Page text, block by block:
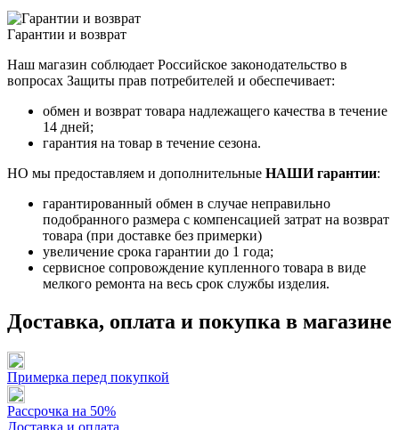
Гарантии и возврат
Наш магазин соблюдает Российское законодательство в
вопросах Защиты прав потребителей и обеспечивает:
обмен и возврат товара надлежащего качества в течение
14 дней;
гарантия на товар в течение сезона.
НО мы предоставляем и дополнительные НАШИ гарантии:
гарантированный обмен в случае неправильно
подобранного размера с компенсацией затрат на возврат
товара (при доставке без примерки)
увеличение срока гарантии до 1 года;
сервисное сопровождение купленного товара в виде
мелкого ремонта на весь срок службы изделия.
Доставка, оплата и покупка в магазине
Примерка перед покупкой
Рассрочка на 50%
Доставка и оплата